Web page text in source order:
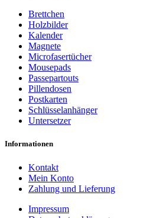
Brettchen
Holzbilder
Kalender
Magnete
Microfasertücher
Mousepads
Passepartouts
Pillendosen
Postkarten
Schlüsselanhänger
Untersetzer
Informationen
Kontakt
Mein Konto
Zahlung und Lieferung
Impressum